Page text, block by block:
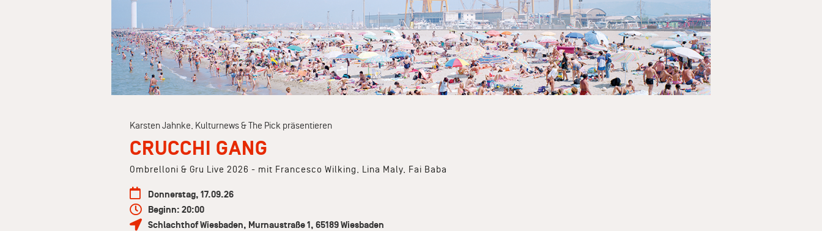
Karsten Jahnke, Kulturnews & The Pick präsentieren
CRUCCHI GANG
Ombrelloni & Gru Live 2026 - mit Francesco Wilking, Lina Maly, Fai Baba
Donnerstag, 17.09.26
Beginn: 20:00
Schlachthof Wiesbaden, Murnaustraße 1, 65189Wiesbaden